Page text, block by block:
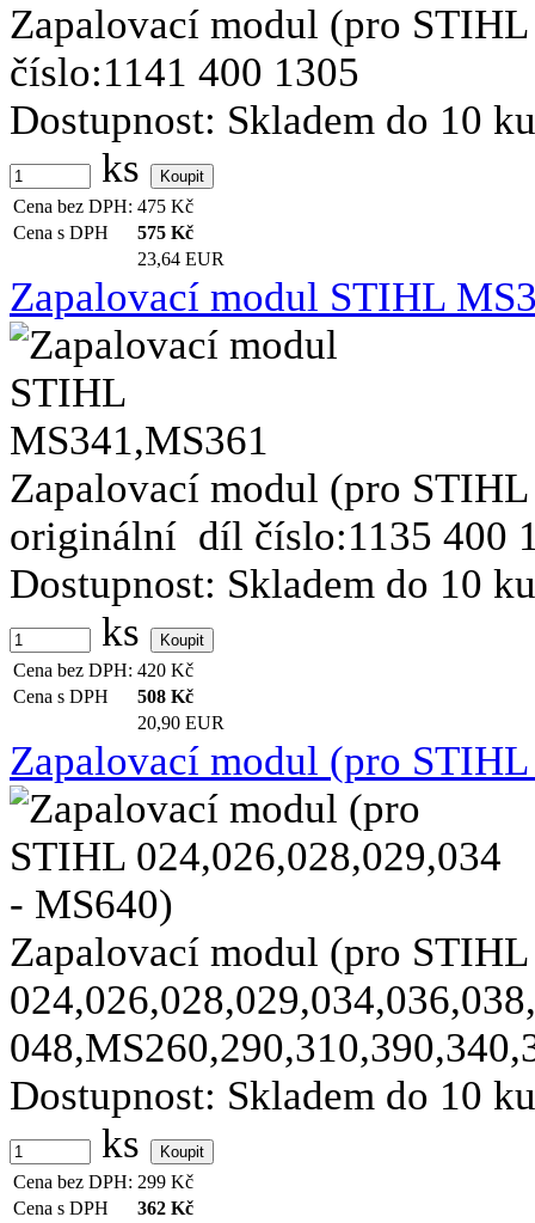
Zapalovací modul (pro
číslo:1141 400 1305
Dostupnost: Skladem do 10
ks
Cena bez DPH: 475 Kč
Cena s DPH
575 Kč
23,64 EUR
Zapalovací modul STIHL
Zapalovací modul (pro
originální díl číslo:1135 400
Dostupnost: Skladem do 10
ks
Cena bez DPH: 420 Kč
Cena s DPH
508 Kč
20,90 EUR
Zapalovací modul (pro
Zapalovací modul (pro STIHL
Dostupnost: Skladem do 10
ks
Cena bez DPH: 299 Kč
Cena s DPH
362 Kč